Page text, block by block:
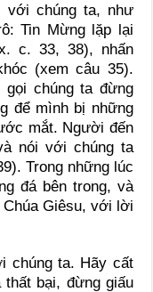
với chúng ta, như
Tin Mừng lặp lại
c. 33, 38), nhấn
(xem câu 35).
chúng ta đừng
để mình bị những
mắt. Người đến
nói với chúng ta
Trong những lúc
đá bên trong, và
Giêsu, với lời
chúng ta. Hãy cất
bại, đừng giấu